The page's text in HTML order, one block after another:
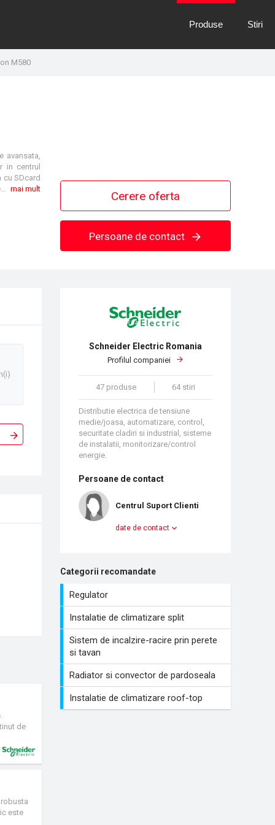
Produse Stiri
M580
avansata,
in centrul
SDcard
pentru a permite stocarea datelor din aplicatii. Procesoarele M580 sunt echipate cu o memorie interna de tip flash pentru stocarea datelor si aplicatiilor in modul oprit. In ceea ce priveste securitatea, M580 dispune de functii avansate de protectie denumite Cybersecurity, dedicate accesului la aplicatie si functiilor de comunicatie. mai mult
Cerere oferta
Persoane de contact
Schneider Electric Romania
Profilul companiei
47 produse 64 stiri
Distributie electrica de tensiune
medie/joasa, automatizare, control,
securitate cladiri si industrial, sisteme
de instalatii, monitorizare/control
energie.
Persoane de contact
Centrul Suport Clienti
date de contact
Categorii recomandate
Regulator
Instalatie de climatizare split
Sistem de incalzire-racire prin perete
si tavan
Radiator si convector de pardoseala
Instalatie de climatizare roof-top
de
este